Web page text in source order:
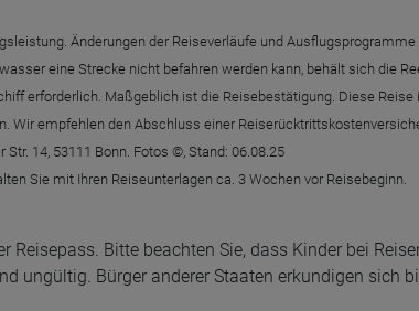
Änderungen der Reiseverläufe und
eine Strecke nicht befahren werden kann, behält sich die
erforderlich. Maßgeblich ist die Reisebestätigung. Diese
empfehlen den Abschluss einer
14, 53111 Bonn. Fotos ©, Stand: 06.08.25
Sie mit Ihren Reiseunterlagen ca. 3 Wochen vor Reisebeginn.
Bitte beachten Sie, dass Kinder bei
ungültig. Bürger anderer Staaten erkundigen sich